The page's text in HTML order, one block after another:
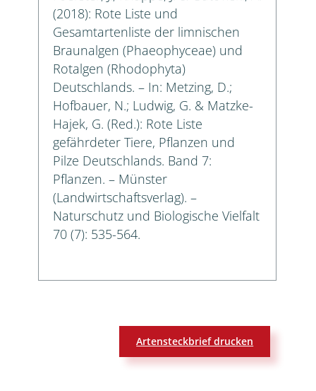
(2018): Rote Liste und
Gesamtartenliste der limnischen
Braunalgen (Phaeophyceae) und
Rotalgen (Rhodophyta)
Deutschlands. – In: Metzing, D.;
Hofbauer, N.; Ludwig, G. & Matzke-
Hajek, G. (Red.): Rote Liste
gefährdeter Tiere, Pflanzen und
Pilze Deutschlands. Band 7:
Pflanzen. – Münster
(Landwirtschaftsverlag). –
Naturschutz und Biologische Vielfalt
70 (7): 535-564.
Artensteckbrief drucken